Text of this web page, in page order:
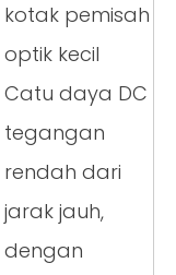
kotak pemisah
optik kecil
Catu daya DC
tegangan
rendah dari
jarak jauh,
dengan